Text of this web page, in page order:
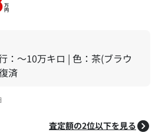
万
円
：～10万キロ | 色：茶(ブラウ
済
査定額の2位以下を見る